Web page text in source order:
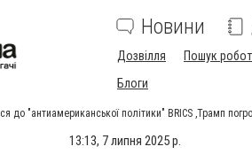
Новини
Дозвілля Пошук
Блоги
до "антиамериканської політики" BRICS ,Трамп
13:13, 7 липня 2025 р.